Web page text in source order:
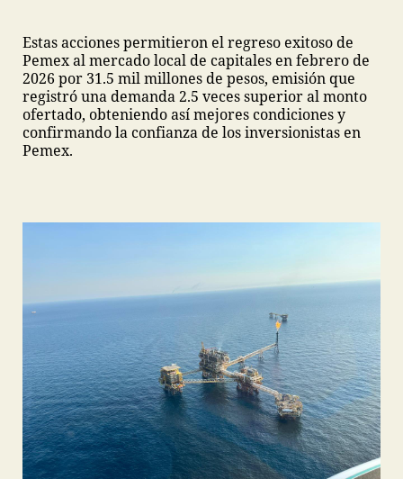
Estas acciones permitieron el regreso exitoso de
Pemex al mercado local de capitales en febrero de
2026 por 31.5 mil millones de pesos, emisión que
registró una demanda 2.5 veces superior al monto
ofertado, obteniendo así mejores condiciones y
confirmando la confianza de los inversionistas en
Pemex.